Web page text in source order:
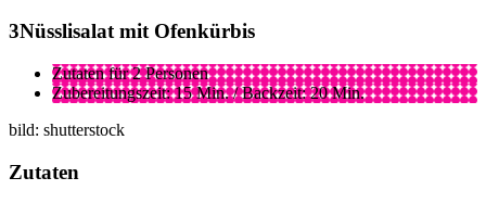
Nüsslisalat mit Ofenkürbis
Zutaten für 2 Personen
Zubereitungszeit: 15 Min. / Backzeit: 20 Min.
bild: shutterstock
Zutaten